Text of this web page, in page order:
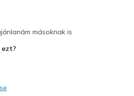
másoknak is